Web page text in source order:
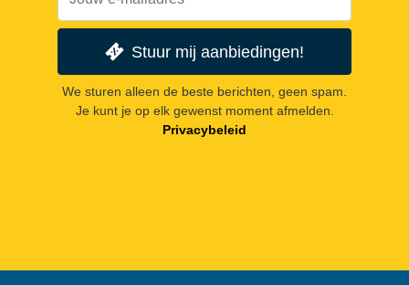
Stuur mij aanbiedingen!
We sturen alleen de beste berichten, geen spam.
Je kunt je op elk gewenst moment afmelden.
Privacybeleid